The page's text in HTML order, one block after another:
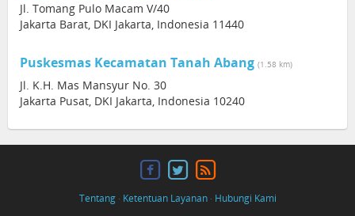
Jl. Tomang Pulo Macam V/40
Jakarta Barat, DKI Jakarta, Indonesia 11440
Puskesmas Kecamatan Tanah Abang (1.58 km)
Jl. K.H. Mas Mansyur No. 30
Jakarta Pusat, DKI Jakarta, Indonesia 10240
Tentang· Ketentuan Layanan· Hubungi Kami